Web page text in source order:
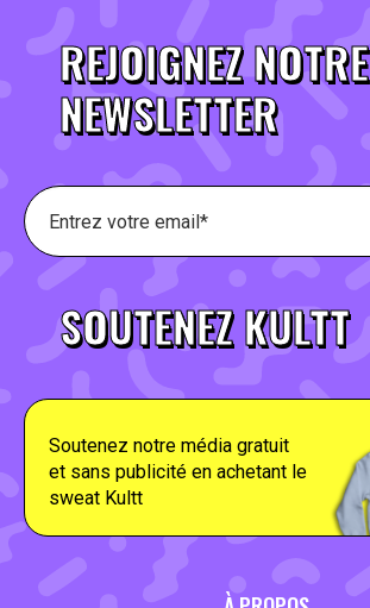
REJOIGNEZ NOTRE
NEWSLETTER
SOUTENEZ KULTT
Soutenez notre média gratuit
et sans publicité en achetant le
sweat Kultt